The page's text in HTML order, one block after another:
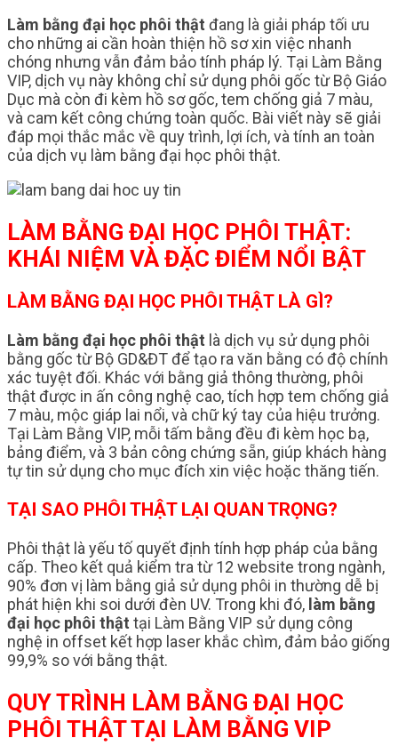
Làm bằng đại học phôi thật đang là giải pháp tối ưu
cho những ai cần hoàn thiện hồ sơ xin việc nhanh
chóng nhưng vẫn đảm bảo tính pháp lý. Tại Làm Bằng
VIP, dịch vụ này không chỉ sử dụng phôi gốc từ Bộ Giáo
Dục mà còn đi kèm hồ sơ gốc, tem chống giả 7 màu,
và cam kết công chứng toàn quốc. Bài viết này sẽ giải
đáp mọi thắc mắc về quy trình, lợi ích, và tính an toàn
của dịch vụ làm bằng đại học phôi thật.
LÀM BẰNG ĐẠI HỌC PHÔI THẬT:
KHÁI NIỆM VÀ ĐẶC ĐIỂM NỔI BẬT
LÀM BẰNG ĐẠI HỌC PHÔI THẬT LÀ GÌ?
Làm bằng đại học phôi thật là dịch vụ sử dụng phôi
bằng gốc từ Bộ GD&ĐT để tạo ra văn bằng có độ chính
xác tuyệt đối. Khác với bằng giả thông thường, phôi
thật được in ấn công nghệ cao, tích hợp tem chống giả
7 màu, mộc giáp lai nổi, và chữ ký tay của hiệu trưởng.
Tại Làm Bằng VIP, mỗi tấm bằng đều đi kèm học bạ,
bảng điểm, và 3 bản công chứng sẵn, giúp khách hàng
tự tin sử dụng cho mục đích xin việc hoặc thăng tiến.
TẠI SAO PHÔI THẬT LẠI QUAN TRỌNG?
Phôi thật là yếu tố quyết định tính hợp pháp của bằng
cấp. Theo kết quả kiểm tra từ 12 website trong ngành,
90% đơn vị làm bằng giả sử dụng phôi in thường dễ bị
phát hiện khi soi dưới đèn UV. Trong khi đó, làm bằng
đại học phôi thật tại Làm Bằng VIP sử dụng công
nghệ in offset kết hợp laser khắc chìm, đảm bảo giống
99,9% so với bằng thật.
QUY TRÌNH LÀM BẰNG ĐẠI HỌC
PHÔI THẬT TẠI LÀM BẰNG VIP